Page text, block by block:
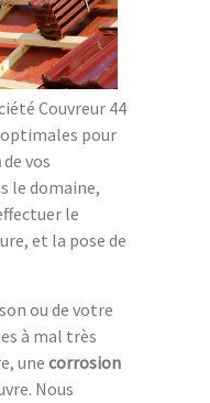
Couvreur 44
pour
de vos
le domaine,
le
et la pose de
ou de votre
à mal très
une corrosion
Nous